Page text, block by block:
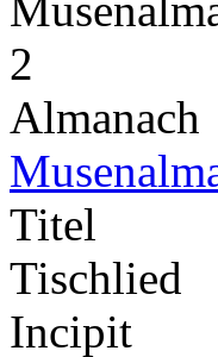
2
Almanach
Titel
Tischlied
Incipit